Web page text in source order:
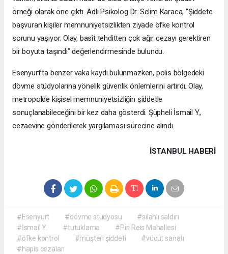
örneği olarak öne çıktı. Adli Psikolog Dr. Selim Karaca, “Şiddete
başvuran kişiler memnuniyetsizlikten ziyade öfke kontrol
sorunu yaşıyor. Olay, basit tehditten çok ağır cezayı gerektiren
bir boyuta taşındı” değerlendirmesinde bulundu.
Esenyurt’ta benzer vaka kaydı bulunmazken, polis bölgedeki
dövme stüdyolarına yönelik güvenlik önlemlerini artırdı. Olay,
metropolde kişisel memnuniyetsizliğin şiddetle
sonuçlanabileceğini bir kez daha gösterdi. Şüpheli İsmail Y.,
cezaevine gönderilerek yargılaması sürecine alındı.
İSTANBUL HABERİ
#Esenyurt #dövme stüdyosu
#silahlı saldırı
#İsmail Y.
#tutuklama
#Piri Reis Mahallesi
#öfke kontrol
#müşteri şiddeti
#vücut sanatı
#hapis cezaları